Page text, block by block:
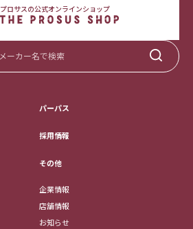
プロサスの公式オンラインショップ
パーパス
採用情報
その他
企業情報
店舗情報
お知らせ